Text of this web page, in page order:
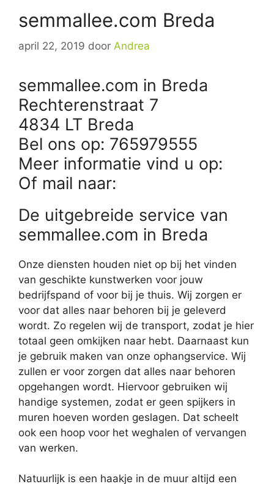
semmallee.com Breda
april 22, 2019 door Andrea
semmallee.com in Breda
Rechterenstraat 7
4834 LT Breda
Bel ons op: 765979555
Meer informatie vind u op:
Of mail naar:
De uitgebreide service van
semmallee.com in Breda
Onze diensten houden niet op bij het vinden
van geschikte kunstwerken voor jouw
bedrijfspand of voor bij je thuis. Wij zorgen er
voor dat alles naar behoren bij je geleverd
wordt. Zo regelen wij de transport, zodat je hier
totaal geen omkijken naar hebt. Daarnaast kun
je gebruik maken van onze ophangservice. Wij
zullen er voor zorgen dat alles naar behoren
opgehangen wordt. Hiervoor gebruiken wij
handige systemen, zodat er geen spijkers in
muren hoeven worden geslagen. Dat scheelt
ook een hoop voor het weghalen of vervangen
van werken.
Natuurlijk is een haakje in de muur altijd een